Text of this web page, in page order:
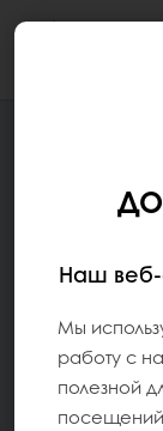
Наш веб-
Мы
работу с
полезной